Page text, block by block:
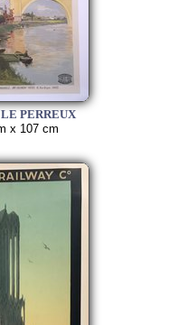
PERREUX
x 107 cm